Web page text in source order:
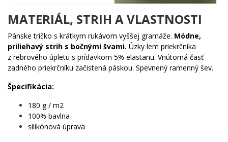
🎯 Ľuďom, ktorí vedia, že vek je len číslo – a toto číslo
vyzerá skvele
💪 Tým, čo majú za sebou 65 rokov skúseností a pred
sebou ešte kopu kilometrov
✨ Každému hľadajúcemu originálny darček, ktorý
nezapadne do zabudnutia
Život má najlepšie kilometre ešte pred sebou. Zaisti si tento motív
ešte dnes a daruj niekomu (alebo sebe) kúsok štýlu, ktorý sa nedá
prehliadnuť! 🌟
MATERIÁL, STRIH A VLASTNOSTI
Pánske tričko s krátkym rukávom vyššej gramáže. Módne,
priliehavý strih s bočnými švami. Úzky lem priekrčníka
z rebrového úpletu s prídavkom 5% elastanu. Vnútorná časť
zadného priekrčníku začistená páskou. Spevnený ramenný šev.
Špecifikácia:
180 g / m2
100% bavlna
silikónová úprava